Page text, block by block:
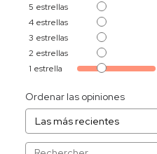
5 estrellas
4 estrellas
3 estrellas
2 estrellas
1 estrella
Ordenar las opiniones